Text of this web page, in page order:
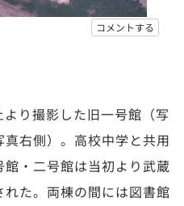
コメントする
り撮影した旧一号館（写
右側）。高校中学と共用
・二号館は当初より武蔵
た。両棟の間には図書館